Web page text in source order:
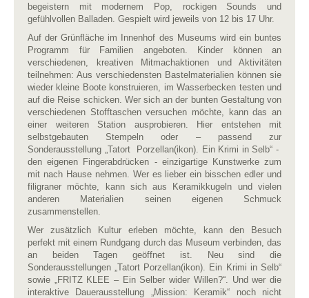
begeistern mit modernem Pop, rockigen Sounds und
gefühlvollen Balladen. Gespielt wird jeweils von 12 bis 17 Uhr.
Auf der Grünfläche im Innenhof des Museums wird ein buntes
Programm für Familien angeboten. Kinder können an
verschiedenen, kreativen Mitmachaktionen und Aktivitäten
teilnehmen: Aus verschiedensten Bastelmaterialien können sie
wieder kleine Boote konstruieren, im Wasserbecken testen und
auf die Reise schicken. Wer sich an der bunten Gestaltung von
verschiedenen Stofftaschen versuchen möchte, kann das an
einer weiteren Station ausprobieren. Hier entstehen mit
selbstgebauten Stempeln oder – passend zur
Sonderausstellung „Tatort Porzellan(ikon). Ein Krimi in Selb“ -
den eigenen Fingerabdrücken - einzigartige Kunstwerke zum
mit nach Hause nehmen. Wer es lieber ein bisschen edler und
filigraner möchte, kann sich aus Keramikkugeln und vielen
anderen Materialien seinen eigenen Schmuck
zusammenstellen.
Wer zusätzlich Kultur erleben möchte, kann den Besuch
perfekt mit einem Rundgang durch das Museum verbinden, das
an beiden Tagen geöffnet ist. Neu sind die
Sonderausstellungen „Tatort Porzellan(ikon). Ein Krimi in Selb“
sowie „FRITZ KLEE – Ein Selber wider Willen?“. Und wer die
interaktive Dauerausstellung „Mission: Keramik“ noch nicht